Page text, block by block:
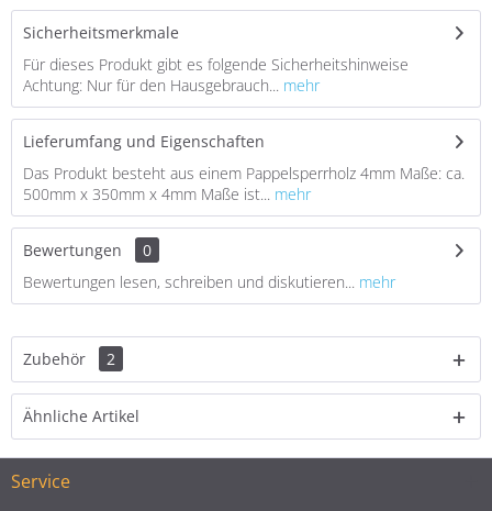
Sicherheitsmerkmale
Für dieses Produkt gibt es folgende Sicherheitshinweise
Achtung: Nur für den Hausgebrauch... mehr
Lieferumfang und Eigenschaften
Das Produkt besteht aus einem Pappelsperrholz 4mm Maße: ca.
500mm x 350mm x 4mm Maße ist... mehr
Bewertungen
0
Bewertungen lesen, schreiben und diskutieren... mehr
Zubehör 2
Ähnliche Artikel
Service